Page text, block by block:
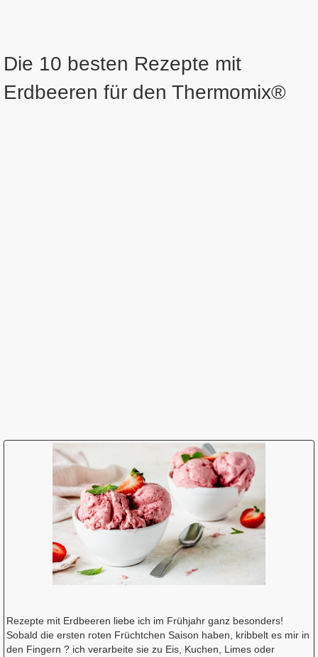
Die 10 besten Rezepte mit
Erdbeeren für den Thermomix®
Rezepte mit Erdbeeren liebe ich im Frühjahr ganz besonders!
Sobald die ersten roten Früchtchen Saison haben, kribbelt es mir in
den Fingern ? ich verarbeite sie zu Eis, Kuchen, Limes oder